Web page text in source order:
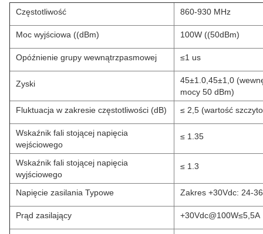
Częstotliwość 860-930 MHz
Moc wyjściowa ((dBm) 100W ((50dBm)
Opóźnienie grupy wewnątrzpasmowej ≤1 us
Zyski
45±1.0,45±1,0
mocy 50 dBm)
Fluktuacja w zakresie częstotliwości (dB)
≤ 2,5 (wartość
Wskaźnik fali stojącej napięcia
wejściowego
≤ 1.35
Wskaźnik fali stojącej napięcia
wyjściowego
≤ 1.3
Napięcie zasilania Typowe Zakres +30Vdc: 24-
Prąd zasilający +30Vdc@100W≤5,5A